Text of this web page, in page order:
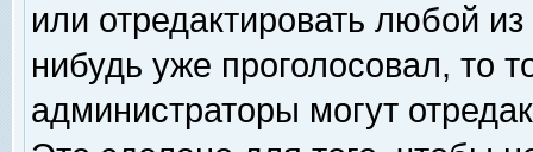
или отредактировать любой
нибудь уже проголосовал, то
администраторы могут